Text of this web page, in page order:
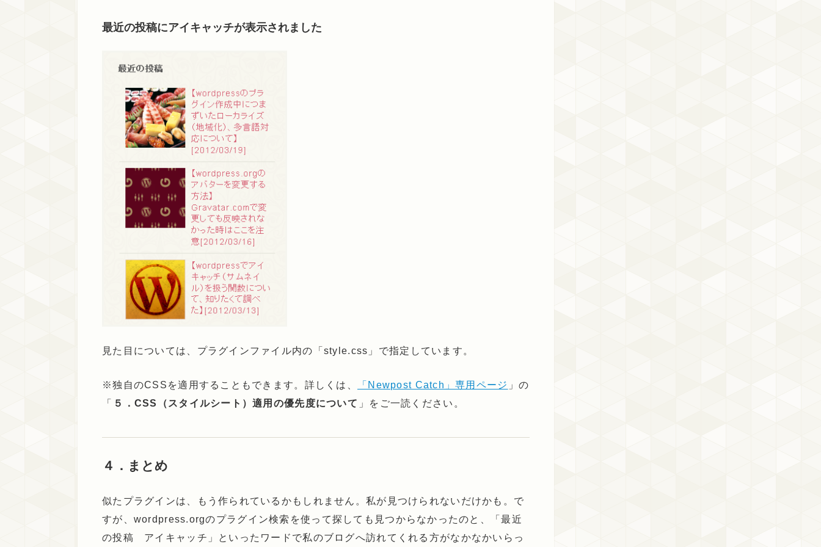
最近の投稿にアイキャッチが表示されました
見た目については、プラグインファイル内の「style.css」で指定しています。
※独自のCSSを適用することもできます。詳しくは、 「Newpost Catch」専用ページ 」の
「
５．CSS（スタイルシート）適用の優先度について 」をご一読ください。
４．まとめ
似たプラグインは、もう作られているかもしれません。私が見つけられないだけかも。で
すが、wordpress.orgのプラグイン検索を使って探しても見つからなかったのと、「最近
の投稿 アイキャッチ」といったワードで私のブログへ訪れてくれる方がなかなかいらっ